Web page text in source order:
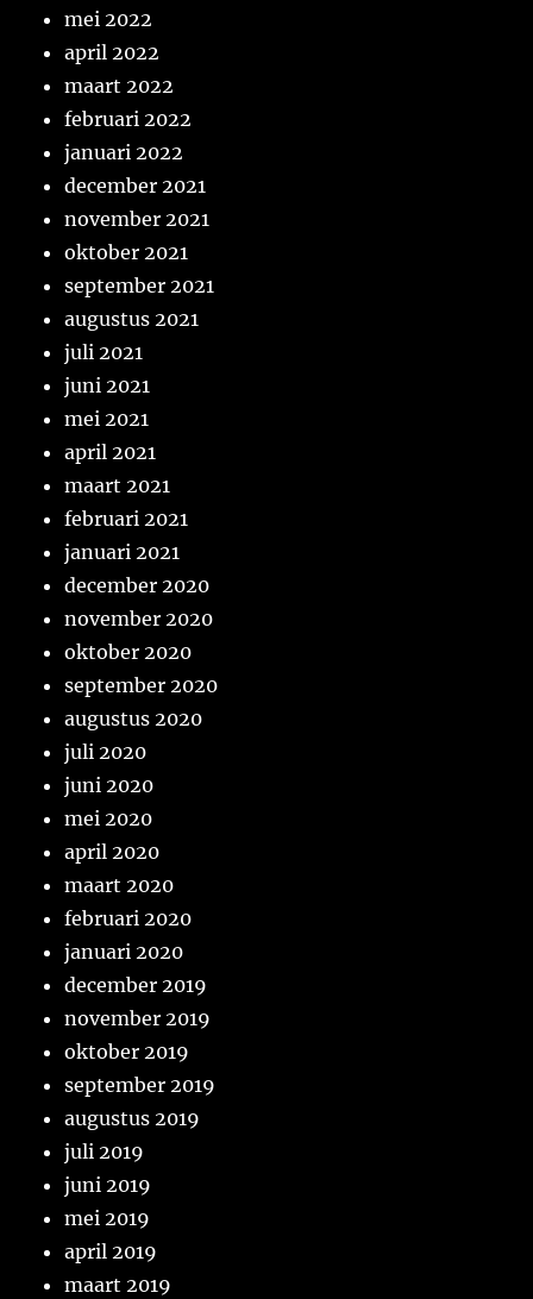
mei 2022
april 2022
maart 2022
februari 2022
januari 2022
december 2021
november 2021
oktober 2021
september 2021
augustus 2021
juli 2021
juni 2021
mei 2021
april 2021
maart 2021
februari 2021
januari 2021
december 2020
november 2020
oktober 2020
september 2020
augustus 2020
juli 2020
juni 2020
mei 2020
april 2020
maart 2020
februari 2020
januari 2020
december 2019
november 2019
oktober 2019
september 2019
augustus 2019
juli 2019
juni 2019
mei 2019
april 2019
maart 2019